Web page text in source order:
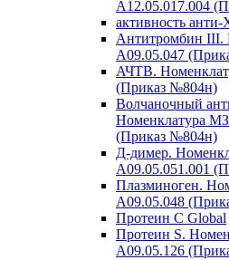
A12.05.017.004
активность
Антитромбин III.
A09.05.047
АЧТВ.
(Приказ №804н)
Волчаночный
Номенклатура
(Приказ №804н)
Д-димер.
A09.05.051.001
Плазминоген.
A09.05.048
Протеин C Global
Протеин S.
A09.05.126